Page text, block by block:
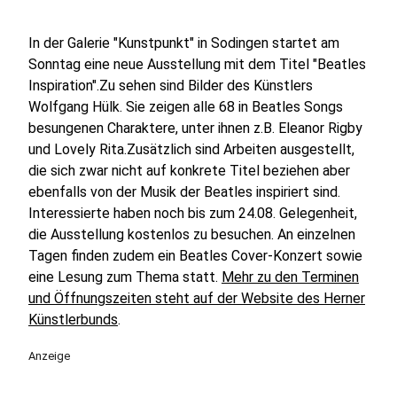
In der Galerie "Kunstpunkt" in Sodingen startet am
Sonntag eine neue Ausstellung mit dem Titel "Beatles
Inspiration".Zu sehen sind Bilder des Künstlers
Wolfgang Hülk. Sie zeigen alle 68 in Beatles Songs
besungenen Charaktere, unter ihnen z.B. Eleanor Rigby
und Lovely Rita.Zusätzlich sind Arbeiten ausgestellt,
die sich zwar nicht auf konkrete Titel beziehen aber
ebenfalls von der Musik der Beatles inspiriert sind.
Interessierte haben noch bis zum 24.08. Gelegenheit,
die Ausstellung kostenlos zu besuchen. An einzelnen
Tagen finden zudem ein Beatles Cover-Konzert sowie
eine Lesung zum Thema statt. Mehr zu den Terminen
und Öffnungszeiten steht auf der Website des Herner
Künstlerbunds.
Anzeige